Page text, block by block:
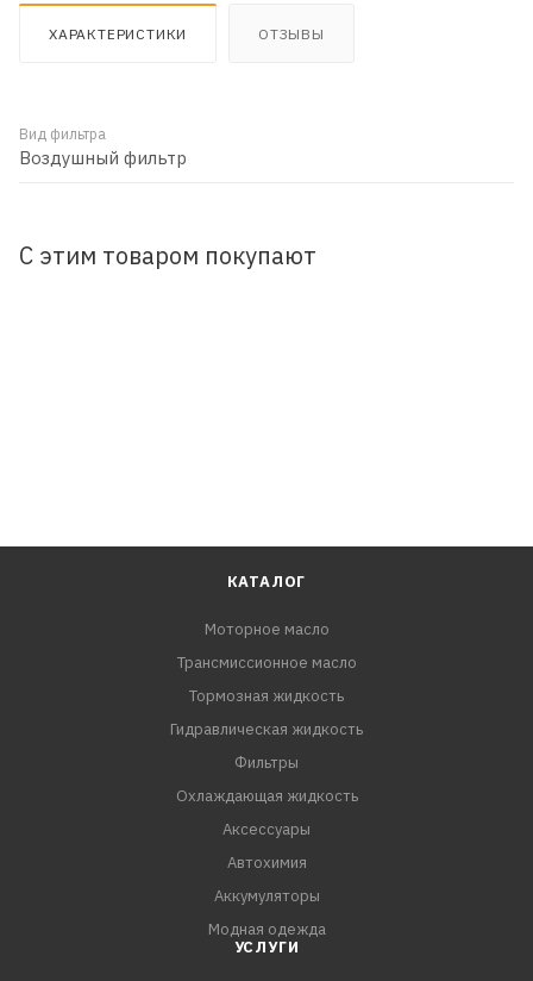
ХАРАКТЕРИСТИКИ ОТЗЫВЫ
Вид фильтра
Воздушный фильтр
С этим товаром покупают
КАТАЛОГ
Моторное масло
Трансмиссионное масло
Тормозная жидкость
Гидравлическая жидкость
Фильтры
Охлаждающая жидкость
Аксессуары
Автохимия
Аккумуляторы
Модная одежда
УСЛУГИ